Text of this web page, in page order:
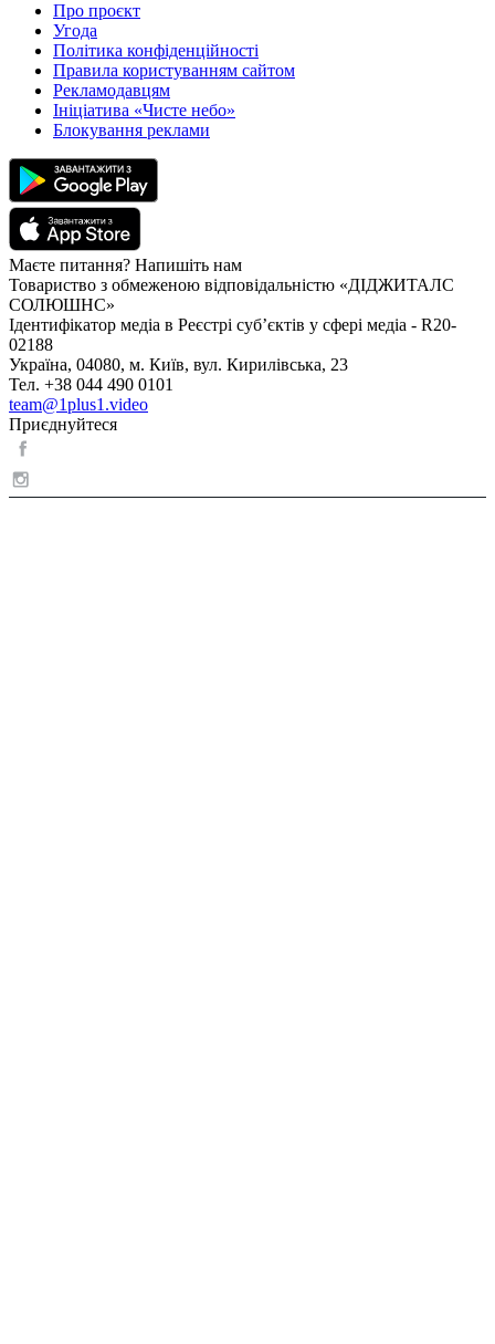
Про проєкт
Угода
Політика конфіденційності
Правила користуванням сайтом
Рекламодавцям
Ініціатива «Чисте небо»
Блокування реклами
Маєте питання? Напишіть нам
Товариство з обмеженою відповідальністю «ДІДЖИТАЛС
СОЛЮШНС»
Ідентифікатор медіа в Реєстрі суб’єктів у сфері медіа - R20-
02188
Україна, 04080, м. Київ, вул. Кирилівська, 23
Тел. +38 044 490 0101
team@1plus1.video
Приєднуйтеся